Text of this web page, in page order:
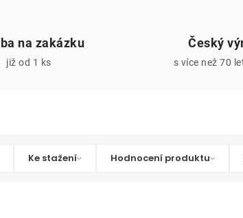
na zakázku
již od 1 ks
Český
s více než 70
Ke stažení Hodnocení produktu